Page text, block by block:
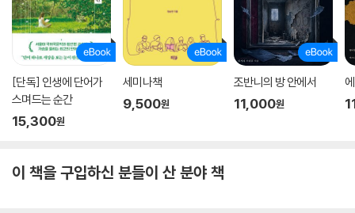
[단독] 인생에 단어가
스며드는 순간
15,300원
세미나책
9,500원
조반니의 방 안에서
11,000원
이 책을 구입하신 분들이 산 분야 책